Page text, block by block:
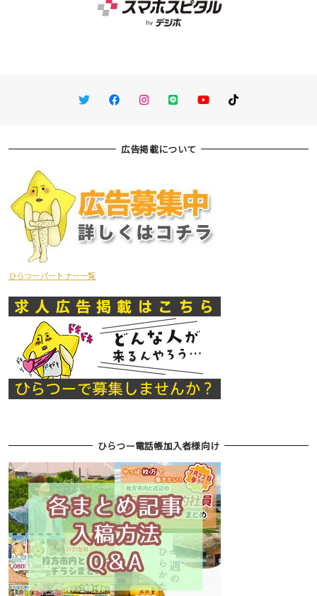
TwitterFacebookInstagram
LINE You TubeTikTok
広告掲載について
ひらつーパートナー一覧
ひらつー電話帳加入者様向け